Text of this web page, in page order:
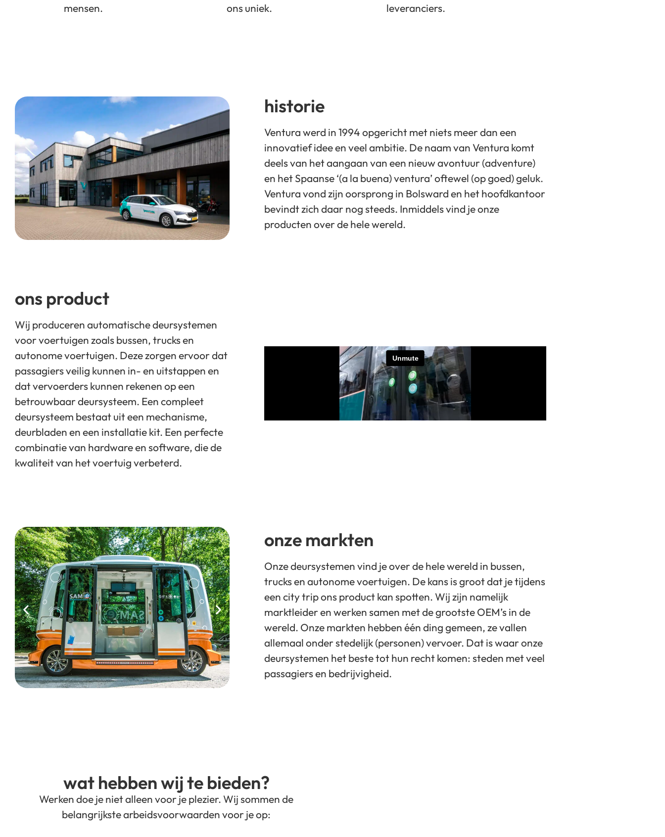
mensen.
ons uniek.
leveranciers.
historie
Ventura werd in 1994 opgericht met niets meer dan een
innovatief idee en veel ambitie. De naam van Ventura komt
deels van het aangaan van een nieuw avontuur (adventure)
en het Spaanse ‘(a la buena) ventura’ oftewel (op goed) geluk.
Ventura vond zijn oorsprong in Bolsward en het hoofdkantoor
bevindt zich daar nog steeds. Inmiddels vind je onze
producten over de hele wereld.
ons product
Wij produceren automatische deursystemen
voor voertuigen zoals bussen, trucks en
autonome voertuigen. Deze zorgen ervoor dat
passagiers veilig kunnen in- en uitstappen en
dat vervoerders kunnen rekenen op een
betrouwbaar deursysteem. Een compleet
deursysteem bestaat uit een mechanisme,
deurbladen en een installatie kit. Een perfecte
combinatie van hardware en software, die de
kwaliteit van het voertuig verbeterd.
onze markten
Onze deursystemen vind je over de hele wereld in bussen,
trucks en autonome voertuigen. De kans is groot dat je tijdens
een city trip ons product kan spotten. Wij zijn namelijk
marktleider en werken samen met de grootste OEM’s in de
wereld. Onze markten hebben één ding gemeen, ze vallen
allemaal onder stedelijk (personen) vervoer. Dat is waar onze
deursystemen het beste tot hun recht komen: steden met veel
passagiers en bedrijvigheid.
wat hebben wij te bieden?
Werken doe je niet alleen voor je plezier. Wij sommen de
belangrijkste arbeidsvoorwaarden voor je op: